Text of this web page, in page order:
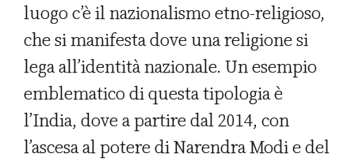
luogo c’è il nazionalismo etno-religioso,
che si manifesta dove una religione si
lega all’identità nazionale. Un esempio
emblematico di questa tipologia è
l’India, dove a partire dal 2014, con
l’ascesa al potere di Narendra Modi e del